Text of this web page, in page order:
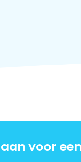
voor een